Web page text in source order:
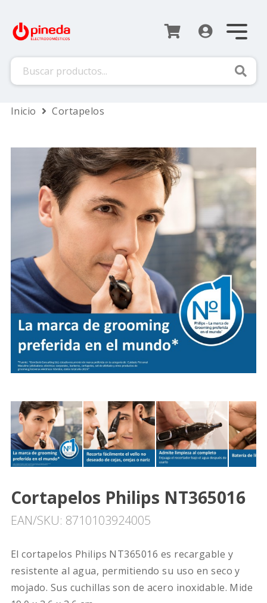
Inicio
 Cortapelos
Cortapelos Philips NT365016
EAN/SKU: 8710103924005
El cortapelos Philips NT365016 es recargable y
resistente al agua, permitiendo su uso en seco y
mojado. Sus cuchillas son de acero inoxidable. Mide